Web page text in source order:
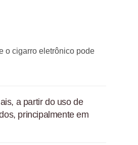
o cigarro eletrônico pode
a partir do uso de
principalmente em